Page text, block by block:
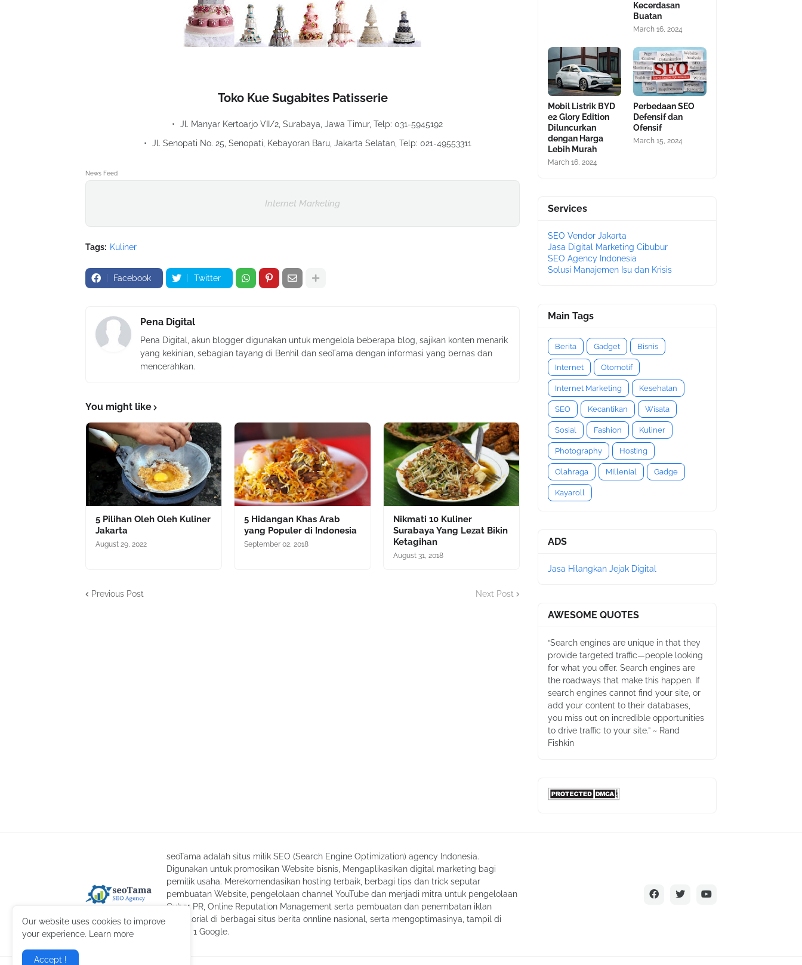
Toko Kue Sugabites Patisserie
Jl. Manyar Kertoarjo VII/2, Surabaya, Jawa Timur, Telp: 031-5945192
Jl. Senopati No. 25, Senopati, Kebayoran Baru, Jakarta Selatan, Telp: 021-49553311
News Feed
Internet Marketing
Tags: Kuliner
Facebook Twitter
Pena Digital
Pena Digital, akun blogger digunakan untuk mengelola beberapa blog, sajikan konten menarik
yang kekinian, sebagian tayang di Benhil dan seoTama dengan informasi yang bernas dan
mencerahkan.
You might like
5 Pilihan Oleh Oleh Kuliner
Jakarta
August 29, 2022
5 Hidangan Khas Arab
yang Populer di Indonesia
September 02, 2018
Nikmati 10 Kuliner
Surabaya Yang Lezat Bikin
Ketagihan
August 31, 2018
Previous Post Next Post
Kecerdasan
Buatan
March 16, 2024
Mobil Listrik BYD
e2 Glory Edition
Diluncurkan
dengan Harga
Lebih Murah
March 16, 2024
Perbedaan SEO
Defensif dan
Ofensif
March 15, 2024
Services
SEO Vendor Jakarta
Jasa Digital Marketing Cibubur
SEO Agency Indonesia
Solusi Manajemen Isu dan Krisis
Main Tags
Berita Gadget Bisnis
Internet Otomotif
Internet Marketing Kesehatan
SEO Kecantikan Wisata
Sosial Fashion Kuliner
Photography Hosting
Olahraga Millenial Gadge
Kayaroll
ADS
Jasa Hilangkan Jejak Digital
AWESOME QUOTES
“Search engines are unique in that they
provide targeted traffic—people looking
for what you offer. Search engines are
the roadways that make this happen. If
search engines cannot find your site, or
add your content to their databases,
you miss out on incredible opportunities
to drive traffic to your site.” ~ Rand
Fishkin
seoTama adalah situs milik SEO (Search Engine Optimization) agency Indonesia.
Digunakan untuk promosikan Website bisnis, Mengaplikasikan digital marketing bagi
pemilik usaha. Merekomendasikan hosting terbaik, berbagi tips dan trick seputar
pembuatan Website, pengelolaan channel YouTube dan menjadi mitra untuk pengelolaan
Cyber PR, Online Reputation Management serta pembuatan dan penembatan iklan
advertorial di berbagai situs berita onnline nasional, serta mengoptimasinya, tampil di
laman 1 Google.
Our website uses cookies to improve
your experience. Learn more
Accept !